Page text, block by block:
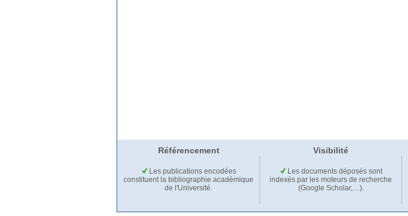
Référencement Visibilité
Les publications encodées
constituent la bibliographie académique
de l'Université.
Les documents déposés sont
indexés par les moteurs de recherche
(Google Scholar,…).